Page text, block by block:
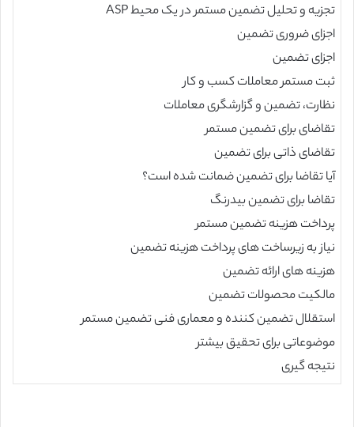
تجزیه و تحلیل تضمین مستمر در یک محیط ASP
اجزای ضروری تضمین
اجزای تضمین
ثبت مستمر معاملات کسب و کار
نظارت، تضمین و گزارشگری معاملات
تقاضای برای تضمین مستمر
تقاضای ذاتی برای تضمین
آیا تقاضا برای تضمین ضمانت شده است؟
تقاضا برای تضمین بیدرنگ
پرداخت هزینه تضمین مستمر
نیاز به زیرساخت های پرداخت هزینه تضمین
هزینه های ارائه تضمین
مالکیت محصولات تضمین
استقلال تضمین کننده و معماری فنی تضمین مستمر
موضوعاتی برای تحقیق بیشتر
نتيجه گيری